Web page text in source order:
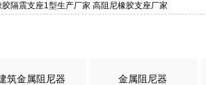
隔震支座1型生产厂家 高阻尼橡胶支座厂家
筑金属阻尼器 金属阻尼器